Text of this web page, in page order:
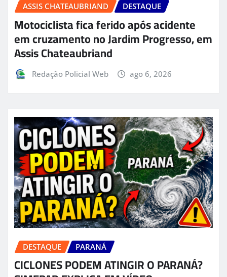
ASSIS CHATEAUBRIAND DESTAQUE
Motociclista fica ferido após acidente
em cruzamento no Jardim Progresso, em
Assis Chateaubriand
Redação Policial Web ago 6, 2026
DESTAQUE PARANÁ
CICLONES PODEM ATINGIR O PARANÁ?